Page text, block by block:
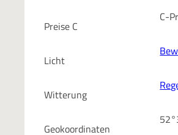
Preise C
C-
Licht
Witterung
Geokoordinaten